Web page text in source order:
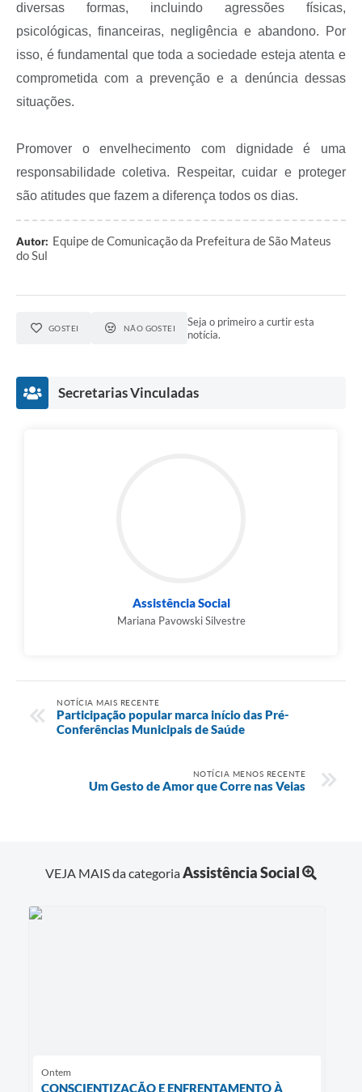
Recebimento de Recursos
Termos de Fomento
Galeria de Fotos
Iluminação Pública
Arquivos para Download
Carta de Serviços
Projetos
Legislação
Links
diversas formas, incluindo agressões físicas,
psicológicas, financeiras, negligência e abandono. Por
isso, é fundamental que toda a sociedade esteja atenta e
comprometida com a prevenção e a denúncia dessas
situações.
Promover o envelhecimento com dignidade é uma
responsabilidade coletiva. Respeitar, cuidar e proteger
são atitudes que fazem a diferença todos os dias.
Autor: Equipe de Comunicação da Prefeitura de São Mateus
do Sul
GOSTEI NÃO GOSTEI
Seja o primeiro a curtir esta
notícia.
Secretarias Vinculadas
Assistência Social
Mariana Pavowski Silvestre
NOTÍCIA MAIS RECENTE
Participação popular marca início das Pré-
Conferências Municipais de Saúde
NOTÍCIA MENOS RECENTE
Um Gesto de Amor que Corre nas Veias
VEJA MAIS da categoriaAssistência Social
Ontem
CONSCIENTIZAÇÃO E ENFRENTAMENTO À